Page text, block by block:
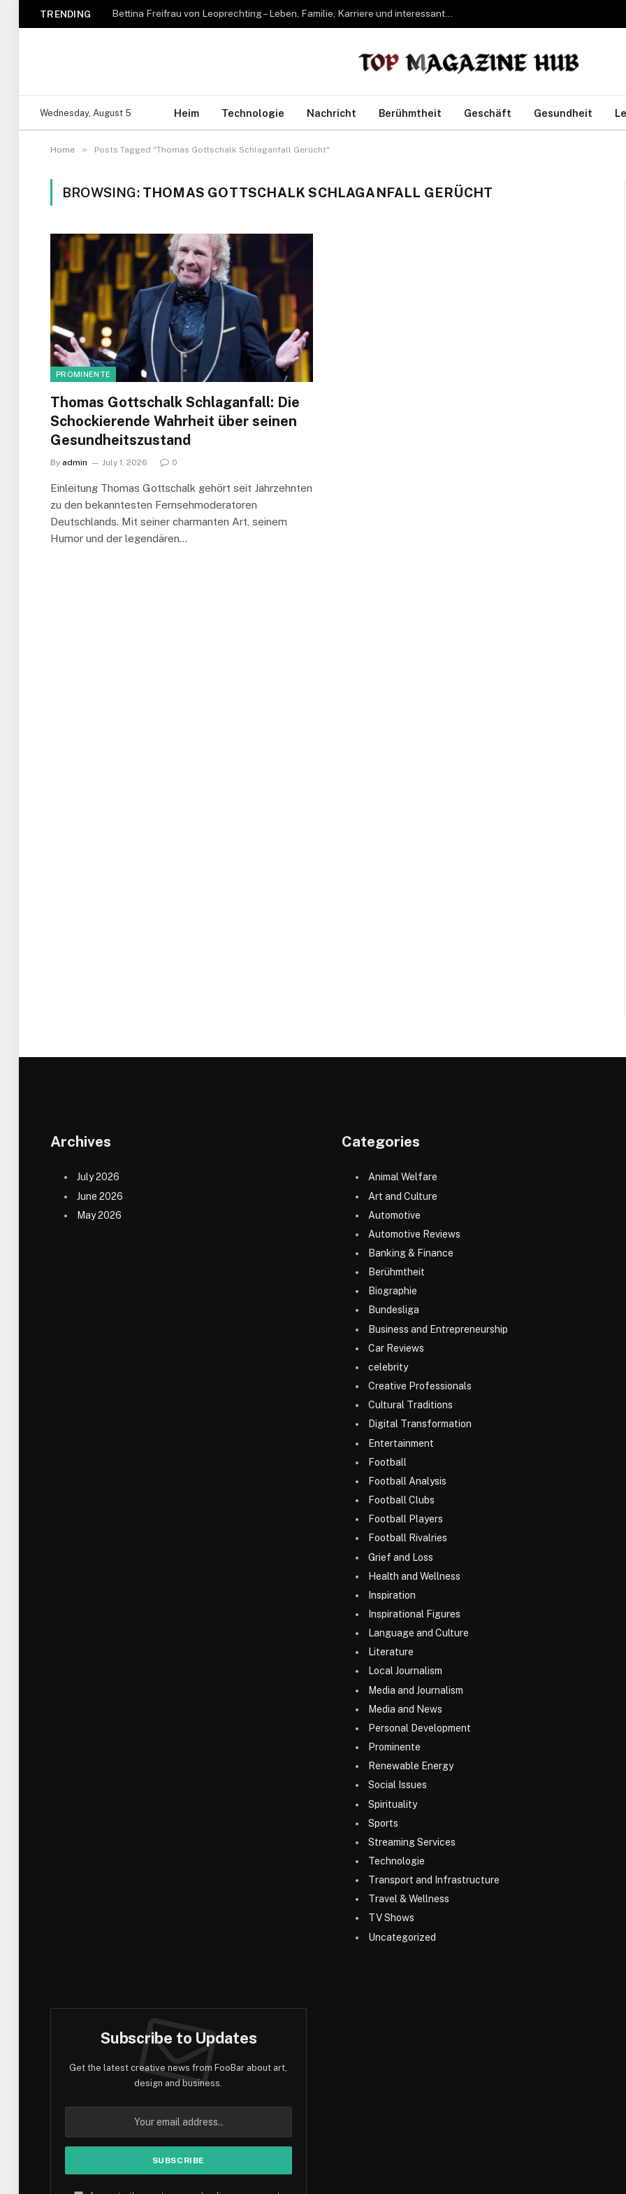
TRENDING Bettina Freifrau von Leoprechting – Leben, Familie, Karriere und interessante Fakten
Wednesday, August 5 Heim Technologie Nachricht Berühmtheit Geschäft Gesundheit
Home » Posts Tagged "Thomas Gottschalk Schlaganfall Gerücht"
BROWSING: THOMAS GOTTSCHALK SCHLAGANFALL GERÜCHT
PROMINENTE
Thomas Gottschalk Schlaganfall: Die
Schockierende Wahrheit über seinen
Gesundheitszustand
By admin July 1, 2026 0
Einleitung Thomas Gottschalk gehört seit Jahrzehnten
zu den bekanntesten Fernsehmoderatoren
Deutschlands. Mit seiner charmanten Art, seinem
Humor und der legendären…
Archives
July 2026
June 2026
May 2026
Categories
Animal Welfare
Art and Culture
Automotive
Automotive Reviews
Banking & Finance
Berühmtheit
Biographie
Bundesliga
Business and Entrepreneurship
Car Reviews
celebrity
Creative Professionals
Cultural Traditions
Digital Transformation
Entertainment
Football
Football Analysis
Football Clubs
Football Players
Football Rivalries
Grief and Loss
Health and Wellness
Inspiration
Inspirational Figures
Language and Culture
Literature
Local Journalism
Media and Journalism
Media and News
Personal Development
Prominente
Renewable Energy
Social Issues
Spirituality
Sports
Streaming Services
Technologie
Transport and Infrastructure
Travel & Wellness
TV Shows
Uncategorized
Subscribe to Updates
Get the latest creative news from FooBar about art,
design and business.